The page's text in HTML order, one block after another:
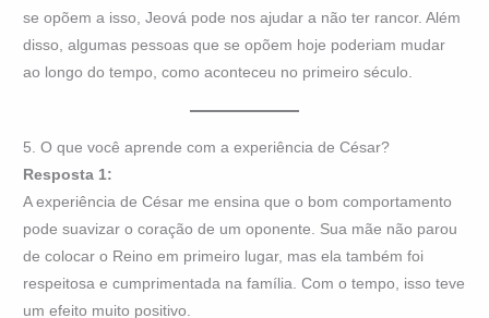
se opõem a isso, Jeová pode nos ajudar a não ter rancor. Além
disso, algumas pessoas que se opõem hoje poderiam mudar
ao longo do tempo, como aconteceu no primeiro século.
5. O que você aprende com a experiência de César?
Resposta 1:
A experiência de César me ensina que o bom comportamento
pode suavizar o coração de um oponente. Sua mãe não parou
de colocar o Reino em primeiro lugar, mas ela também foi
respeitosa e cumprimentada na família. Com o tempo, isso teve
um efeito muito positivo.